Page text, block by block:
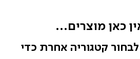
כאן מוצרים...
קטגוריה אחרת כדי